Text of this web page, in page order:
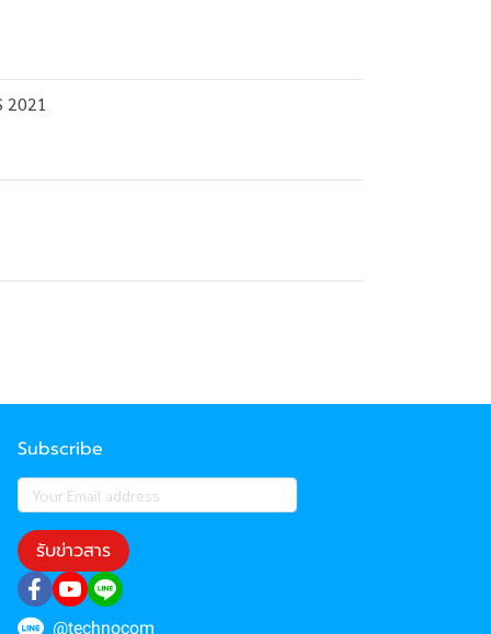
2021
Subscribe
รับข่าวสาร
@technocom